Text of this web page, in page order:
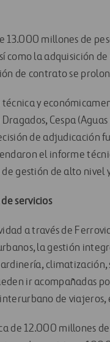
13.000 millones de
como la adquisición
de contrato se
y
Cespa
de
el informe
gestión de alto nivel
servicios
a través de
la gestión
climatización,
ir acompañadas
de viajeros,
de 12.000 millones